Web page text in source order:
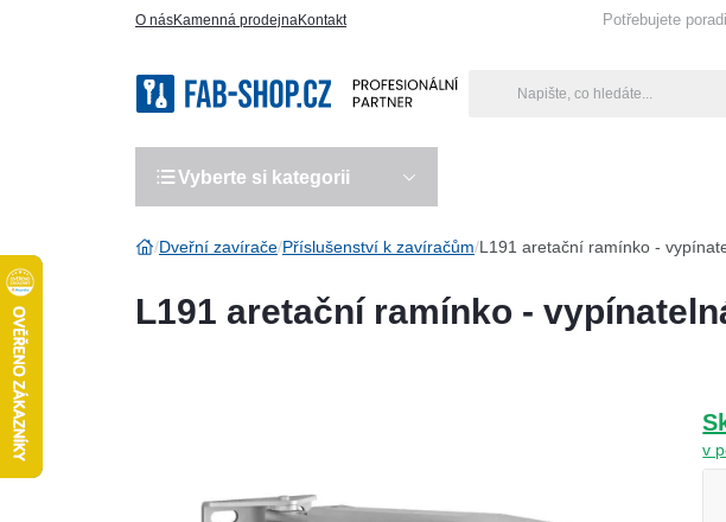
O násKamenná prodejnaKontakt Potřebujete
Vyberte si kategorii
Dveřní zavírače Příslušenství k zavíračům L191 aretační ramínko -
L191 aretační ramínko -
v